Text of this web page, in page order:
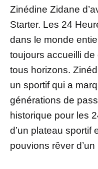
Zinédine Zidane
Starter. Les 24
dans le monde
toujours accueilli
tous horizons.
un sportif qui a
générations de
historique pour les
d’un plateau sportif
pouvions rêver